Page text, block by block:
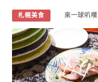
札幌美食 來一球叭噗